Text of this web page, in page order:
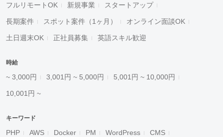
フルリモートOK 新規事業 スタートアップ
長期案件 スポット案件（1ヶ月） オンライン面談OK
土日週末OK 正社員募集 英語スキル歓迎
時給
~ 3,000円 3,001円 ~ 5,000円 5,001円 ~ 10,000円
10,001円 ~
キーワード
PHP AWS Docker PM WordPress CMS